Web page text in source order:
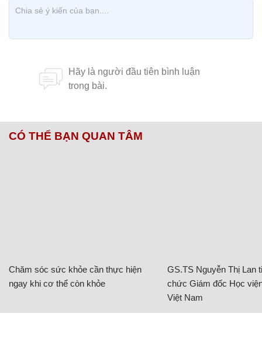
CÓ THỂ BẠN QUAN TÂM
Chăm sóc sức khỏe cần thực hiện
ngay khi cơ thể còn khỏe
GS.TS Nguyễn Thị Lan
chức Giám đốc Học
Việt Nam